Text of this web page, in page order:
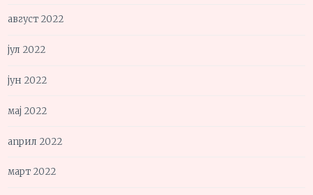
август 2022
јул 2022
јун 2022
мај 2022
април 2022
март 2022